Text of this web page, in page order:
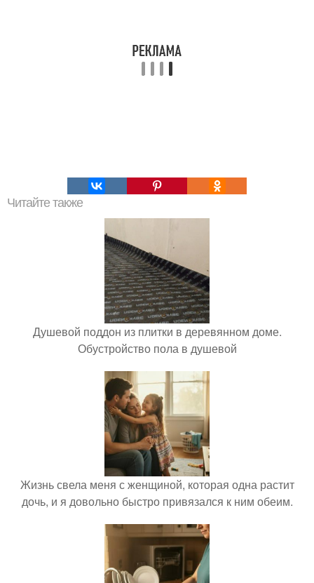
Читайте также
Душевой поддон из плитки в деревянном доме.
Обустройство пола в душевой
Жизнь свела меня с женщиной, которая одна растит
дочь, и я довольно быстро привязался к ним обеим.